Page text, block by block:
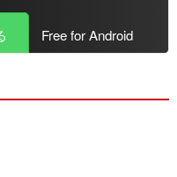
Free for Android